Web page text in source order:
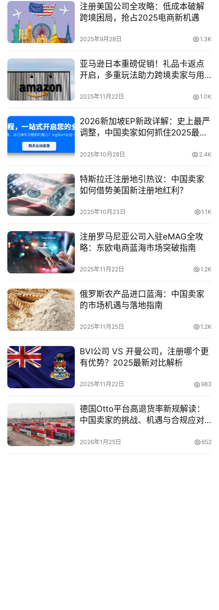
注册美国公司全攻略：低成本破解
跨境困局，抢占2025电商新机遇
2025年9月28日 1.3K
亚马逊日本重磅促销！礼品卡返点
开启，多重玩法助力跨境卖家与用
2025年11月22日 1.0K
2026新加坡EP新政详解：史上最严
调整，中国卖家如何抓住2025最后
2025年10月28日 2.4K
特斯拉迁注册地引热议：中国卖家
如何借势美国新注册地红利？
2025年10月23日 1.1K
注册罗马尼亚公司入驻eMAG全攻
略：东欧电商蓝海市场突破指南
2025年11月22日 1.2K
俄罗斯农产品进口蓝海：中国卖家
的市场机遇与落地指南
2025年11月25日 1.2K
BVI公司 VS 开曼公司，注册哪个更
有优势？2025最新对比解析
2025年11月22日 983
德国Otto平台高退货率新规解读：
中国卖家的挑战、机遇与合规应对
2026年1月25日 652